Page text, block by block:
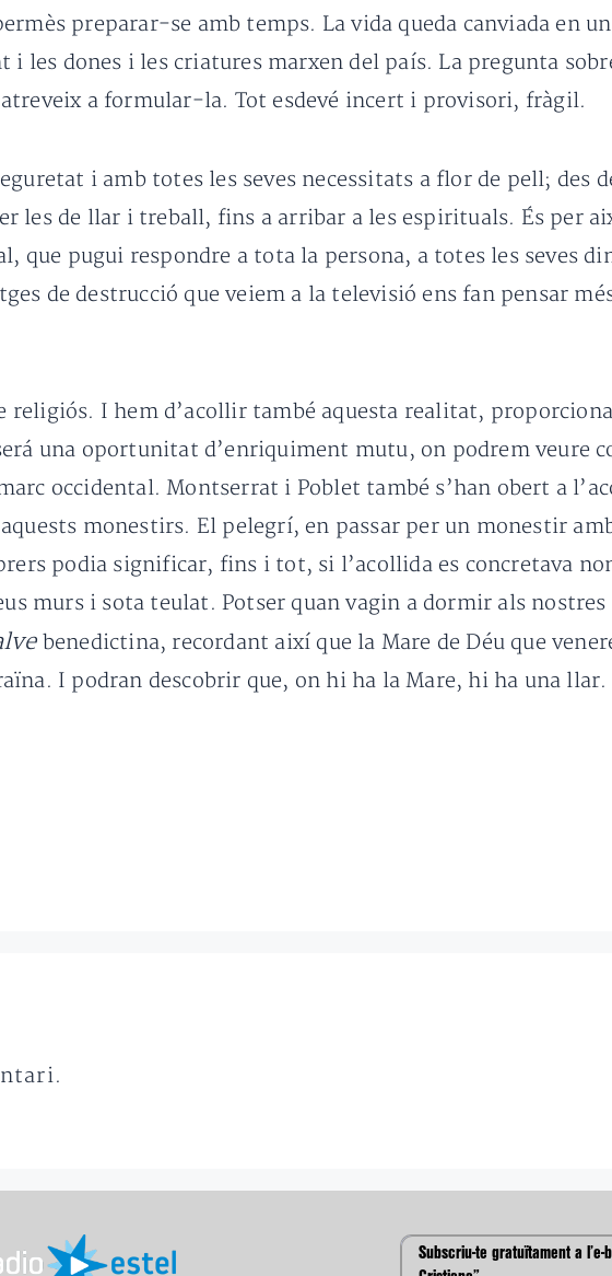
preparar-se amb temps. La vida queda canviada en
les dones i les criatures marxen del país. La pregunta
a formular-la. Tot esdevé incert i provisori, fràgil.
i amb totes les seves necessitats a flor de pell; des
les de llar i treball, fins a arribar a les espirituals. És per
que pugui respondre a tota la persona, a totes les seves
de destrucció que veiem a la televisió ens fan pensar
religiós. I hem d’acollir també aquesta realitat,
una oportunitat d’enriquiment mutu, on podrem veure
occidental. Montserrat i Poblet també s’han obert a
monestirs. El pelegrí, en passar per un monestir
podia significar, fins i tot, si l’acollida es concretava
murs i sota teulat. Potser quan vagin a dormir als
benedictina, recordant així que la Mare de Déu que
I podran descobrir que, on hi ha la Mare, hi ha una llar.
Subscriu-te gratuïtament a l’e-